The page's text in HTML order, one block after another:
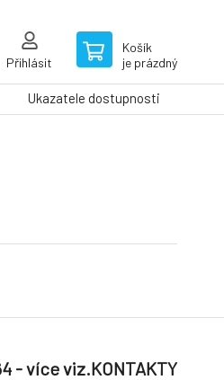
Přihlásit
Košík
je prázdný
Ukazatele dostupnosti
- více viz.KONTAKTY